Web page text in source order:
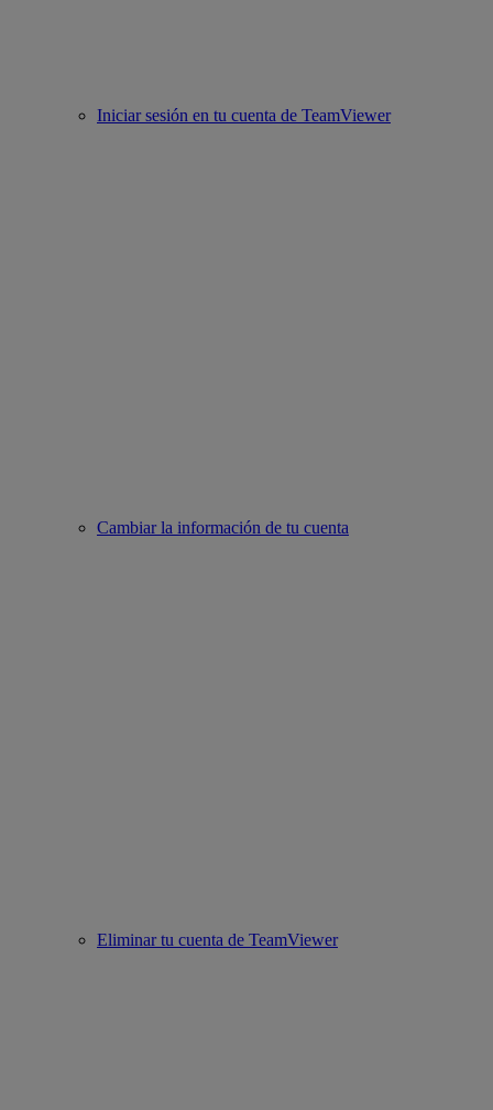
Iniciar sesión en tu cuenta de TeamViewer
Cambiar la información de tu cuenta
Eliminar tu cuenta de TeamViewer